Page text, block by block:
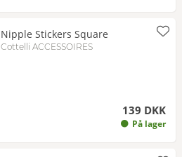
Nipple Stickers Square
Cottelli ACCESSOIRES
139 DKK
På lager